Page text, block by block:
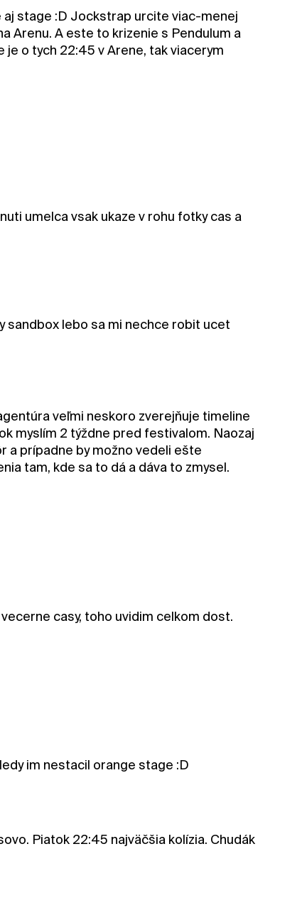
stage :D Jockstrap urcite viac-menej
Arenu. A este to krizenie s Pendulum a
je o tych 22:45 v Arene, tak viacerym
umelca vsak ukaze v rohu fotky cas a
sandbox lebo sa mi nechce robit ucet
veľmi neskoro zverejňuje timeline
myslím 2 týždne pred festivalom. Naozaj
a prípadne by možno vedeli ešte
tam, kde sa to dá a dáva to zmysel.
casy, toho uvidim celkom dost.
im nestacil orange stage :D
Piatok 22:45 najväčšia kolízia. Chudák